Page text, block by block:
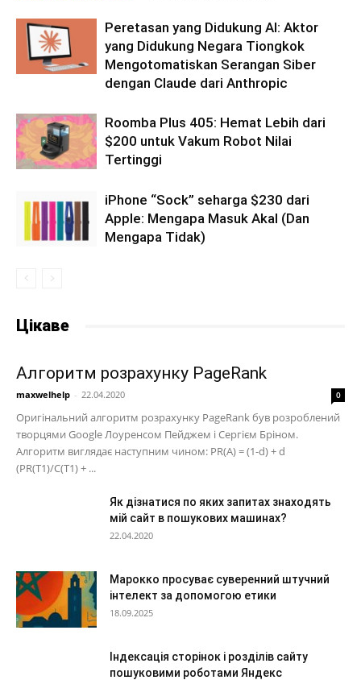
Peretasan yang Didukung AI: Aktor
yang Didukung Negara Tiongkok
Mengotomatiskan Serangan Siber
dengan Claude dari Anthropic
Roomba Plus 405: Hemat Lebih dari
$200 untuk Vakum Robot Nilai
Tertinggi
iPhone “Sock” seharga $230 dari
Apple: Mengapa Masuk Akal (Dan
Mengapa Tidak)
Цікаве
Алгоритм розрахунку PageRank
maxwelhelp - 22.04.2020 0
Оригінальний алгоритм розрахунку PageRank був розроблений
творцями Google Лоуренсом Пейджем і Сергієм Бріном.
Алгоритм виглядає наступним чином: PR(A) = (1-d) + d
(PR(T1)/C(T1) + ...
Як дізнатися по яких запитах знаходять
мій сайт в пошукових машинах?
22.04.2020
Марокко просуває суверенний штучний
інтелект за допомогою етики
18.09.2025
Індексація сторінок і розділів сайту
пошуковими роботами Яндекс